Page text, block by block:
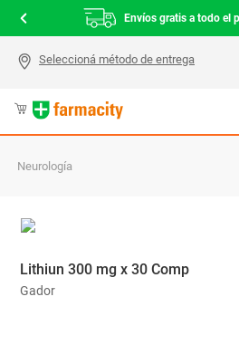
Envíos gratis a todo el
Neurología
Lithiun 300 mg x 30 Comp
Gador